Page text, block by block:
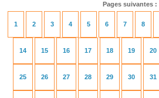
Pages suivantes :
1 2 3 4 5 6 7 8
14 15 16 17 18 19 20
25 26 27 28 29 30 31